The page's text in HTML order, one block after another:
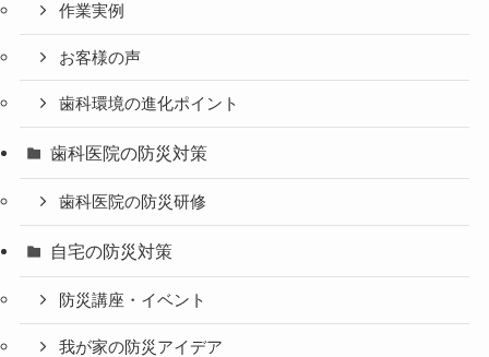
作業実例
お客様の声
歯科環境の進化ポイント
歯科医院の防災対策
歯科医院の防災研修
自宅の防災対策
防災講座・イベント
我が家の防災アイデア